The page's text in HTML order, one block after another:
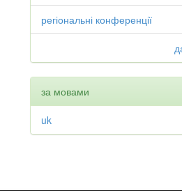
регіональні конференції
за мовами
uk